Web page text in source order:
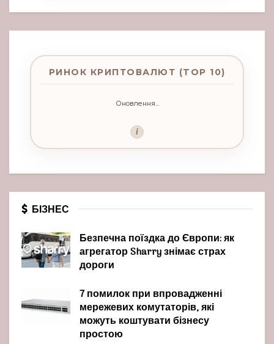
РИНОК КРИПТОВАЛЮТ (TOP 10)
Оновлення...
i
БІЗНЕС
Безпечна поїздка до Європи: як
агрегатор Sharry знімає страх
дороги
7 помилок при впровадженні
мережевих комутаторів, які
можуть коштувати бізнесу
простою